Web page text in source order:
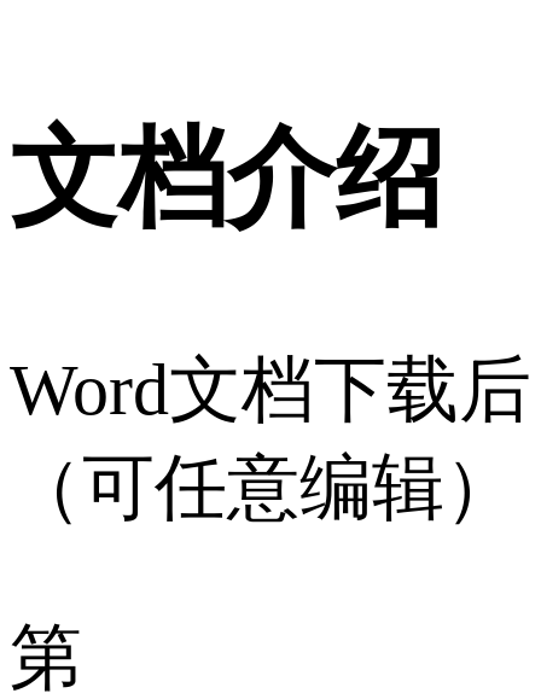
文档介绍
Word文档下载后
（可任意编辑）
第